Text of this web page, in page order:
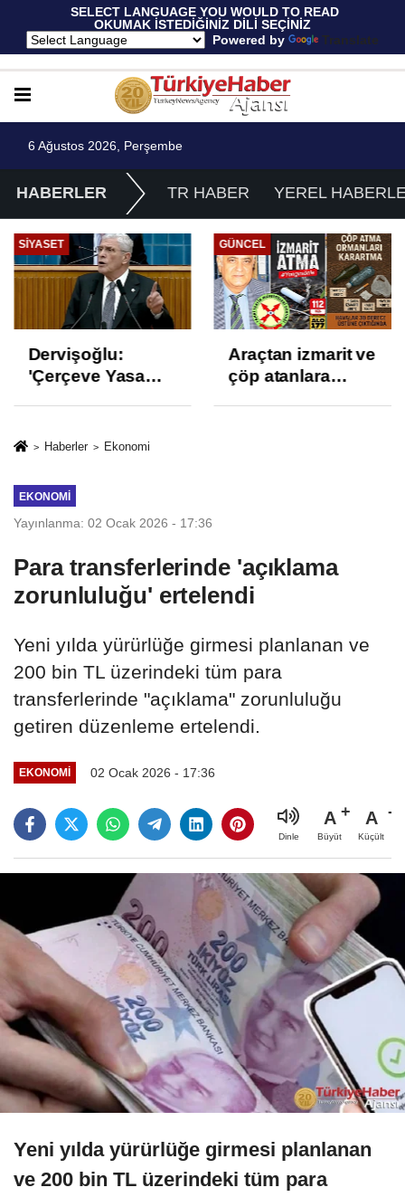
SELECT LANGUAGE YOU WOULD TO READ
OKUMAK İSTEDİĞİNİZ DİLİ SEÇİNİZ
Powered by
Translate
6 Ağustos 2026, Perşembe
HABERLER TR HABER YEREL
SIYASET
Dervişoğlu:
'Çerçeve Yasa
ve İhanet
GÜNCEL
Araçtan izmarit ve
çöp atanlara
Haberler Ekonomi
EKONOMI
Yayınlanma: 02 Ocak 2026 - 17:36
Para transferlerinde 'açıklama
zorunluluğu' ertelendi
Yeni yılda yürürlüğe girmesi planlanan ve
200 bin TL üzerindeki tüm para
transferlerinde "açıklama" zorunluluğu
getiren düzenleme ertelendi.
EKONOMI 02 Ocak 2026 - 17:36
Dinle
A
Büyüt
A
Küçült
Yeni yılda yürürlüğe girmesi planlanan
ve 200 bin TL üzerindeki tüm para